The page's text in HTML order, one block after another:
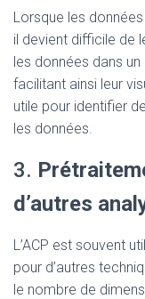
Lorsque les
il devient difficile de
les données dans
facilitant ainsi leur
utile pour identifier
les données.
3.
d’autres
L’ACP est souvent
pour d’autres
le nombre de